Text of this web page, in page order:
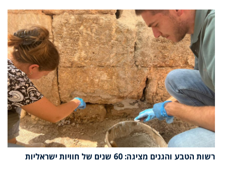
רשות הטבע והגנים מציגה: 60 שנים של חוויות ישראליות